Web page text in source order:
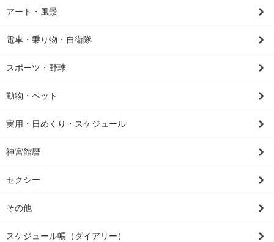
アート・風景
電車・乗り物・自衛隊
スポーツ・野球
動物・ペット
実用・日めくり・スケジュール
神宮館暦
セクシー
その他
スケジュール帳（ダイアリー）